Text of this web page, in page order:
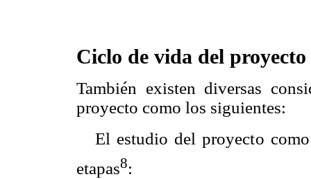
Ciclo de vida del proyecto
También existen diversas
proyecto como los siguientes:
 El estudio del proyecto
etapas8: